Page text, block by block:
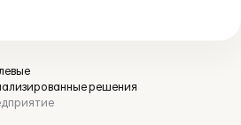
решения